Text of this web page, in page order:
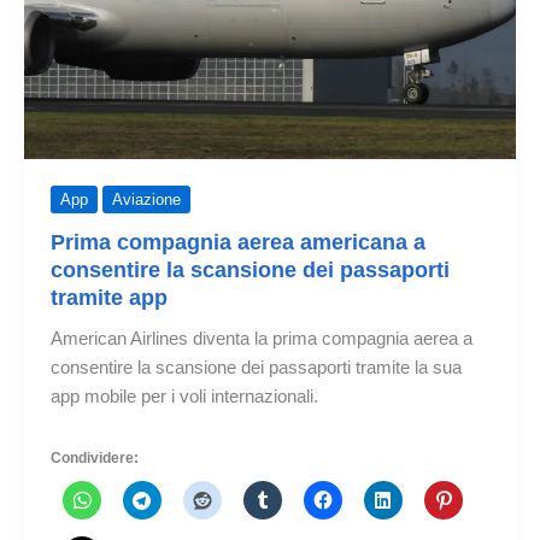
App Aviazione
Prima compagnia aerea americana a
consentire la scansione dei passaporti
tramite app
American Airlines diventa la prima compagnia aerea a
consentire la scansione dei passaporti tramite la sua
app mobile per i voli internazionali.
Condividere: